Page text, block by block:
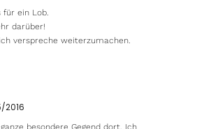
für ein Lob.
darüber!
verspreche weiterzumachen.
2016